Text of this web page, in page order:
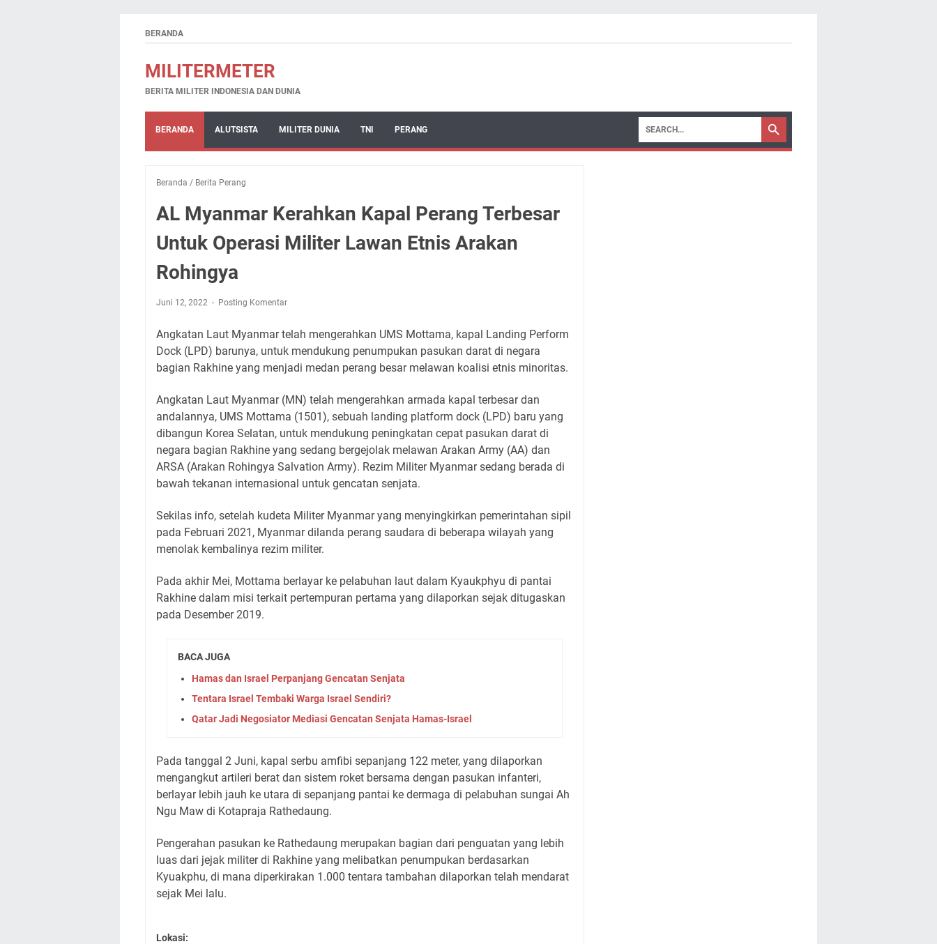
BERANDA
MILITERMETER
BERITA MILITER INDONESIA DAN DUNIA
BERANDA ALUTSISTA MILITER DUNIA TNI PERANG
Beranda / Berita Perang
AL Myanmar Kerahkan Kapal Perang Terbesar
Untuk Operasi Militer Lawan Etnis Arakan
Rohingya
Juni 12, 2022 Posting Komentar
Angkatan Laut Myanmar telah mengerahkan UMS Mottama, kapal Landing Perform
Dock (LPD) barunya, untuk mendukung penumpukan pasukan darat di negara
bagian Rakhine yang menjadi medan perang besar melawan koalisi etnis minoritas.
Angkatan Laut Myanmar (MN) telah mengerahkan armada kapal terbesar dan
andalannya, UMS Mottama (1501), sebuah landing platform dock (LPD) baru yang
dibangun Korea Selatan, untuk mendukung peningkatan cepat pasukan darat di
negara bagian Rakhine yang sedang bergejolak melawan Arakan Army (AA) dan
ARSA (Arakan Rohingya Salvation Army). Rezim Militer Myanmar sedang berada di
bawah tekanan internasional untuk gencatan senjata.
Sekilas info, setelah kudeta Militer Myanmar yang menyingkirkan pemerintahan sipil
pada Februari 2021, Myanmar dilanda perang saudara di beberapa wilayah yang
menolak kembalinya rezim militer.
Pada akhir Mei, Mottama berlayar ke pelabuhan laut dalam Kyaukphyu di pantai
Rakhine dalam misi terkait pertempuran pertama yang dilaporkan sejak ditugaskan
pada Desember 2019.
BACA JUGA
Hamas dan Israel Perpanjang Gencatan Senjata
Tentara Israel Tembaki Warga Israel Sendiri?
Qatar Jadi Negosiator Mediasi Gencatan Senjata Hamas-Israel
Pada tanggal 2 Juni, kapal serbu amfibi sepanjang 122 meter, yang dilaporkan
mengangkut artileri berat dan sistem roket bersama dengan pasukan infanteri,
berlayar lebih jauh ke utara di sepanjang pantai ke dermaga di pelabuhan sungai Ah
Ngu Maw di Kotapraja Rathedaung.
Pengerahan pasukan ke Rathedaung merupakan bagian dari penguatan yang lebih
luas dari jejak militer di Rakhine yang melibatkan penumpukan berdasarkan
Kyuakphu, di mana diperkirakan 1.000 tentara tambahan dilaporkan telah mendarat
sejak Mei lalu.
Lokasi: